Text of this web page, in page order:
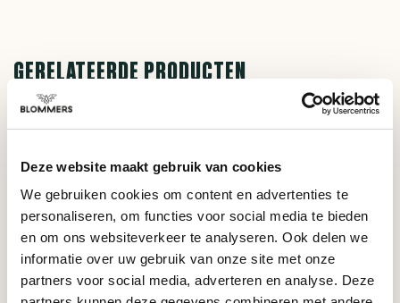
Deze website maakt gebruik van cookies
We gebruiken cookies om content en advertenties te
personaliseren, om functies voor social media te bieden
en om ons websiteverkeer te analyseren. Ook delen we
informatie over uw gebruik van onze site met onze
partners voor social media, adverteren en analyse. Deze
GERELATEERDE PRODUCTEN
Be O Cup Green Monstera €19,95
BE O Lifetsyle
Be O Cup Cream Ficus €19,95